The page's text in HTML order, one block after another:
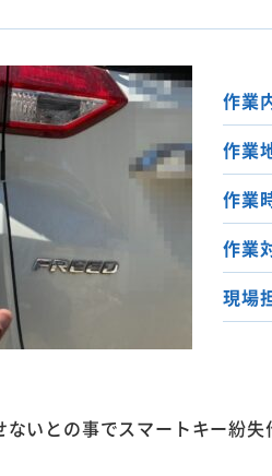
作業
作業
作業
作業
現場
いとの事でスマートキー紛